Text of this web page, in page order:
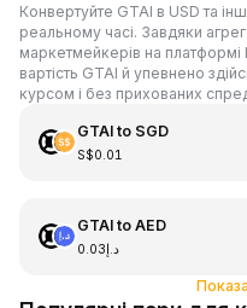
Конвертуйте GTAI в USD та
реальному часі. Завдяки
маркетмейкерів на
вартість GTAI й упевнено
курсом і без прихованих
GTAIto SGD
S$0.01
GTAIto AED
د.إ0.03